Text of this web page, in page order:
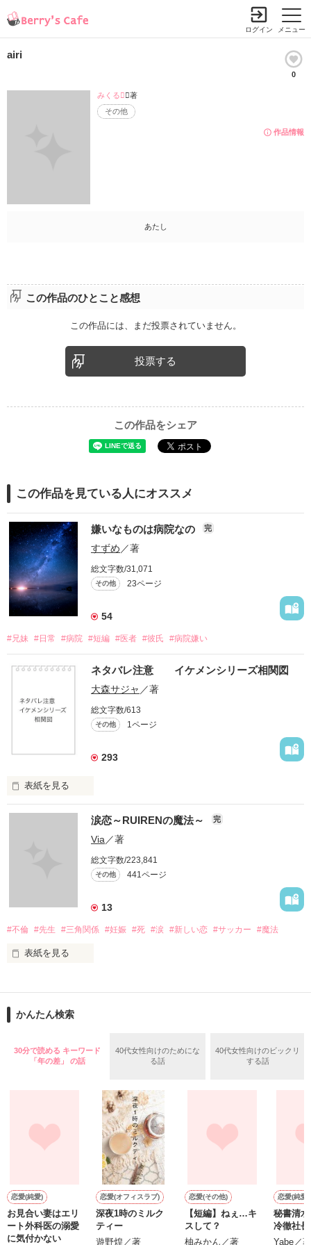
メニュー
ログイン
airi
0
作品情報
その他
みくる／著
あたし
この作品のひとこと感想
この作品には、まだ投票されていません。
投票する
この作品をシェア
この作品を見ている人にオススメ
嫌いなものは病院なの 完
すずめ ／著
総文字数/31,071
その他 23ページ
54
#兄妹 #日常 #病院 #短編 #医者 #彼氏 #病院嫌い
ネタバレ注意 イケメンシリーズ相関図
大森サジャ ／著
総文字数/613
その他 1ページ
293
表紙を見る
イケメンシリーズ相関図
第一弾から第十弾
作品を読むのに役立てばと思います
涙恋～RUIRENの魔法～ 完
Via ／著
総文字数/223,841
その他 441ページ
13
#不倫 #先生 #三角関係 #妊娠 #死 #涙 #新しい恋 #サッカー #魔法
表紙を見る
泣かせてばかりで…ゴメン…」
ユウは悲しく微笑む・・・・
悩み傷つき　精一杯愛した人
「俺なら　亜恋を
泣かせたりしないのに…」
愛斗はまっすぐ私を見る。
ユウと愛斗の間で
揺れ動く　私は
かんたん検索
30分で読める キーワード
「年の差」 の話
40代女性向けのためにな
る話
40代女性向けのビックリ
する話
恋愛(純愛)
お見合い妻はエリ
ート外科医の溺愛
に気付かない
恋愛(オフィスラブ)
深夜1時のミルク
ティー
遊野煌／著
恋愛(その他)
【短編】ねぇ…キ
スして？
柚みかん／著
恋愛(純愛)
秘書清
冷徹社
Yabe／著